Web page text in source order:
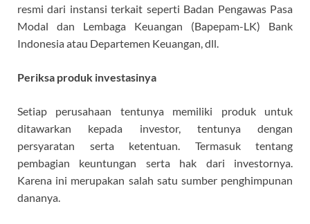
resmi dari instansi terkait seperti Badan Pengawas Pasa
Modal dan Lembaga Keuangan (Bapepam-LK) Bank
Indonesia atau Departemen Keuangan, dll.
Periksa produk investasinya
Setiap perusahaan tentunya memiliki produk untuk
ditawarkan kepada investor, tentunya dengan
persyaratan serta ketentuan. Termasuk tentang
pembagian keuntungan serta hak dari investornya.
Karena ini merupakan salah satu sumber penghimpunan
dananya.